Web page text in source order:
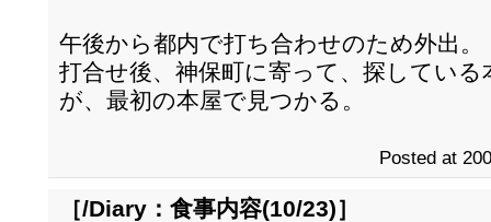
午後から都内で打ち合わせのため外出。
打合せ後、神保町に寄って、探してい
が、最初の本屋で見つかる。
Posted at
［/Diary： 食事内容(10/23)］